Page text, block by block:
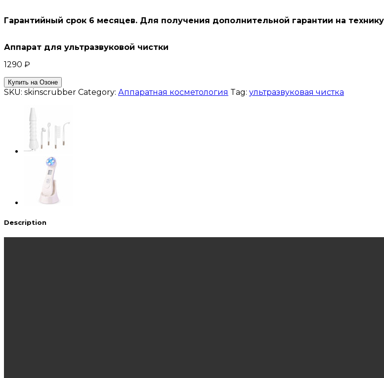
Гарантийный срок 6 месяцев. Для получения дополнительной гарантии на
Аппарат для ультразвуковой чистки
1290 ₽
Купить на Озоне
SKU: skinscrubber Category: Аппаратная косметология Tag: ультразвуковая чистка
Description